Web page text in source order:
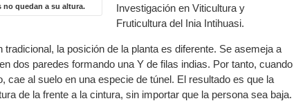
no quedan a su altura.
Investigación en Viticultura y
Fruticultura del Inia Intihuasi.
la posición de la planta es diferente. Se asemeja a
dos paredes formando una Y de filas indias. Por tanto, cuando
cae al suelo en una especie de túnel. El resultado es que la
de la frente a la cintura, sin importar que la persona sea baja.